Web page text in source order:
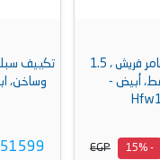
تكييف سبليت هامر فريش ، 1.5
-
EGP
وساخن، ابيض - S4-W24K23AE
EGP 51599